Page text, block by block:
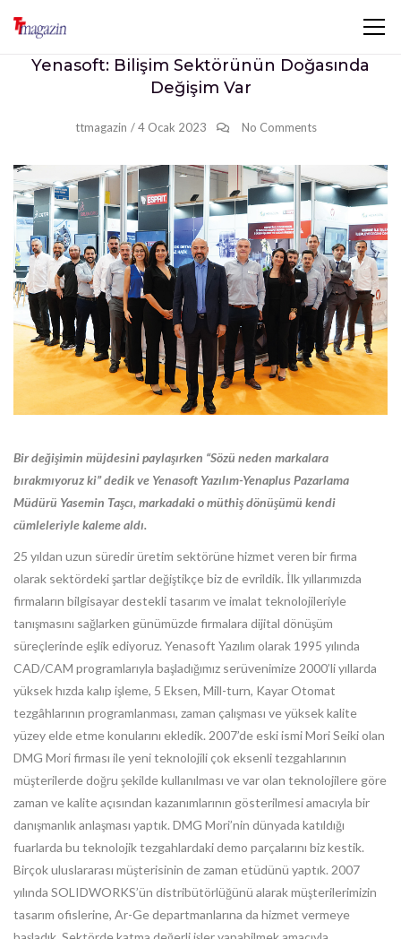
Yenasoft: Bilişim Sektörünün Doğasında
Değişim Var
ttmagazin /4 Ocak 2023 No Comments
Bir değişimin müjdesini paylaşırken “Sözü neden markalara
bırakmıyoruz ki” dedik ve Yenasoft Yazılım-Yenaplus Pazarlama
Müdürü Yasemin Taşcı, markadaki o müthiş dönüşümü kendi
cümleleriyle kaleme aldı.
25 yıldan uzun süredir üretim sektörüne hizmet veren bir firma
olarak sektördeki şartlar değiştikçe biz de evrildik. İlk yıllarımızda
firmaların bilgisayar destekli tasarım ve imalat teknolojileriyle
tanışmasını sağlarken günümüzde firmalara dijital dönüşüm
süreçlerinde eşlik ediyoruz. Yenasoft Yazılım olarak 1995 yılında
CAD/CAM programlarıyla başladığımız serüvenimize 2000’li yıllarda
yüksek hızda kalıp işleme, 5 Eksen, Mill-turn, Kayar Otomat
tezgâhlarının programlanması, zaman çalışması ve yüksek kalite
yüzey elde etme konularını ekledik. 2007’de eski ismi Mori Seiki olan
DMG Mori firması ile yeni teknolojili çok eksenli tezgahlarının
müşterilerde doğru şekilde kullanılması ve var olan teknolojilere göre
zaman ve kalite açısından kazanımlarının gösterilmesi amacıyla bir
danışmanlık anlaşması yaptık. DMG Mori’nin dünyada katıldığı
fuarlarda bu teknolojik tezgahlardaki demo parçalarını biz kestik.
Birçok uluslararası müşterisinin de zaman etüdünü yaptık. 2007
yılında SOLIDWORKS’ün distribütörlüğünü alarak müşterilerimizin
tasarım ofislerine, Ar-Ge departmanlarına da hizmet vermeye